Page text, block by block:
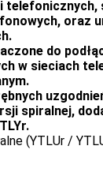
(YTLUr /